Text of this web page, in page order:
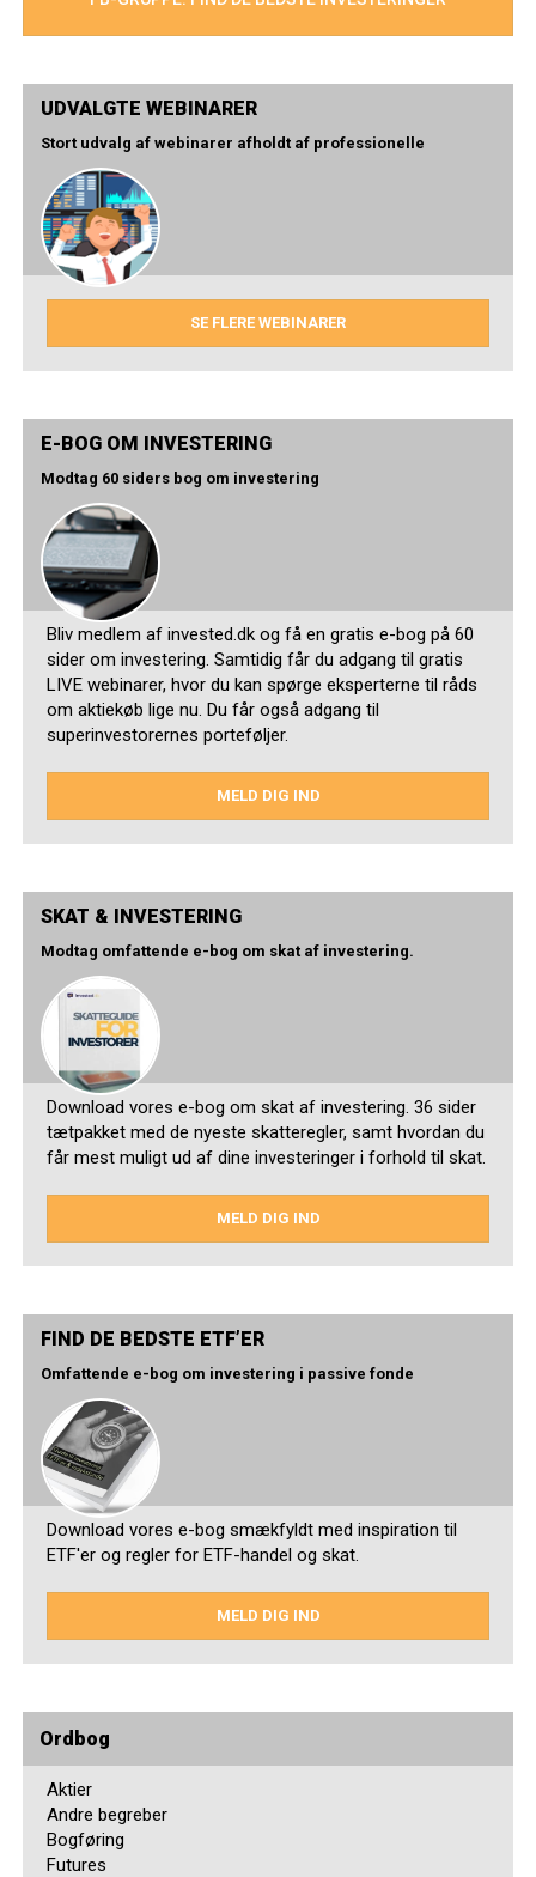
UDVALGTE WEBINARER
Stort udvalg af webinarer afholdt af professionelle
SE FLERE WEBINARER
E-BOG OM INVESTERING
Modtag 60 siders bog om investering
Bliv medlem af invested.dk og få en gratis e-bog på 60
sider om investering. Samtidig får du adgang til gratis
LIVE webinarer, hvor du kan spørge eksperterne til råds
om aktiekøb lige nu. Du får også adgang til
superinvestorernes porteføljer.
MELD DIG IND
SKAT & INVESTERING
Modtag omfattende e-bog om skat af investering.
Download vores e-bog om skat af investering. 36 sider
tætpakket med de nyeste skatteregler, samt hvordan du
får mest muligt ud af dine investeringer i forhold til skat.
MELD DIG IND
FIND DE BEDSTE ETF’ER
Omfattende e-bog om investering i passive fonde
Download vores e-bog smækfyldt med inspiration til
ETF'er og regler for ETF-handel og skat.
MELD DIG IND
Ordbog
Aktier
Andre begreber
Bogføring
Futures